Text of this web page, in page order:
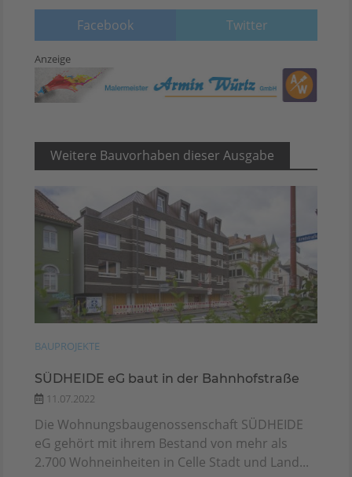
Facebook Twitter
Anzeige
Weitere Bauvorhaben dieser Ausgabe
BAUPROJEKTE
SÜDHEIDE eG baut in der Bahnhofstraße
11.07.2022
Die Wohnungsbaugenossenschaft SÜDHEIDE
eG gehört mit ihrem Bestand von mehr als
2.700 Wohneinheiten in Celle Stadt und Land...